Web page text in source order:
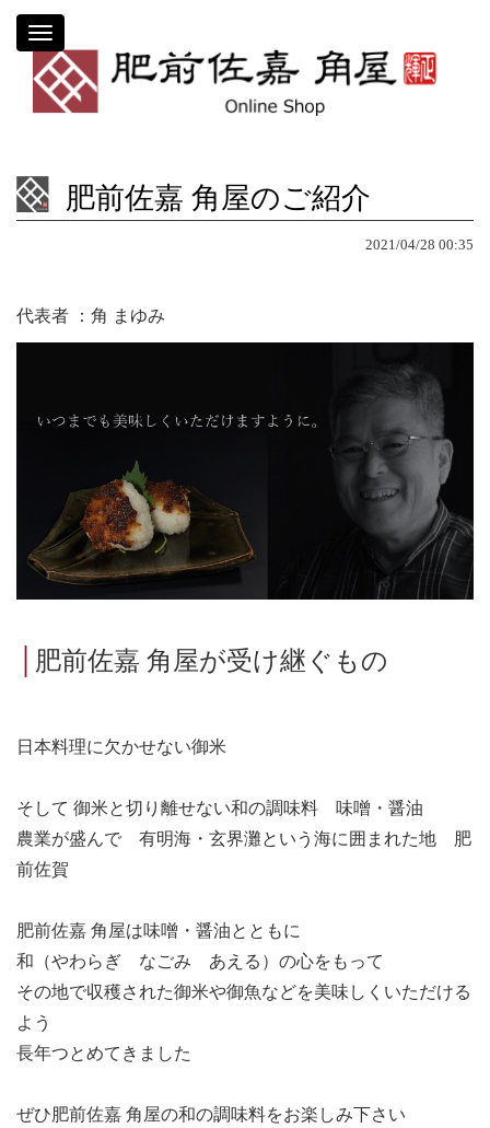
Toggle
navigation
肥前佐嘉 角屋のご紹介
2021/04/28 00:35
代表者 ：角 まゆみ
肥前佐嘉 角屋が受け継ぐもの
日本料理に欠かせない御米
そして 御米と切り離せない和の調味料 味噌・醤油
農業が盛んで 有明海・玄界灘という海に囲まれた地 肥
前佐賀
肥前佐嘉 角屋は味噌・醤油とともに
和（やわらぎ なごみ あえる）の心をもって
その地で収穫された御米や御魚などを美味しくいただける
よう
長年つとめてきました
ぜひ肥前佐嘉 角屋の和の調味料をお楽しみ下さい